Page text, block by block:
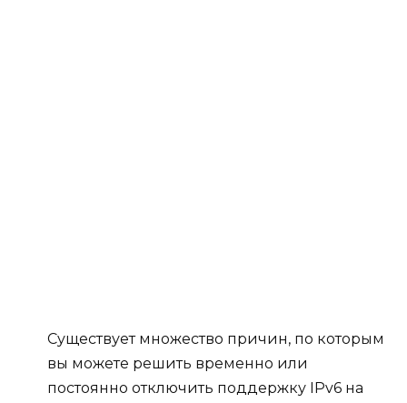
Существует множество причин, по которым
вы можете решить временно или
постоянно отключить поддержку IPv6 на